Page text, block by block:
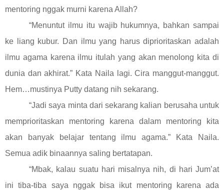
mentoring nggak murni karena Allah?
“Menuntut ilmu itu wajib hukumnya, bahkan sampai
ke liang kubur. Dan ilmu yang harus diprioritaskan adalah
ilmu agama karena ilmu itulah yang akan menolong kita di
dunia dan akhirat.” Kata Naila lagi. Cira manggut-manggut.
Hem…mustinya Putty datang nih sekarang.
“Jadi saya minta dari sekarang kalian berusaha untuk
memprioritaskan mentoring karena dalam mentoring kita
akan banyak belajar tentang ilmu agama.” Kata Naila.
Semua adik binaannya saling bertatapan.
“Mbak, kalau suatu hari misalnya nih, di hari Jum’at
ini tiba-tiba saya nggak bisa ikut mentoring karena ada